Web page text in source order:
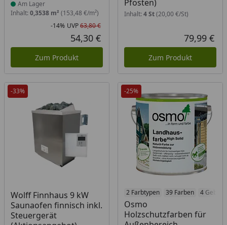
Am Lager
Inhalt: 0,3538 m² (153,48 €/m²)
Rabatt in Prozent
-14%
Ursprünglicher Preis
UVP63,80 €
Aktueller Preis
54,30 €
Zum Produkt
Pfosten)
Inhalt: 4 St(20,00 €/St)
79,99 €
Zum Produkt
-33%
Wolff Finnhaus 9 kW
Saunaofen finnisch inkl.
Steuergerät
-25%
2 Farbtypen 39 Farben 4
Osmo
Holzschutzfarben für
Produkt am Lager